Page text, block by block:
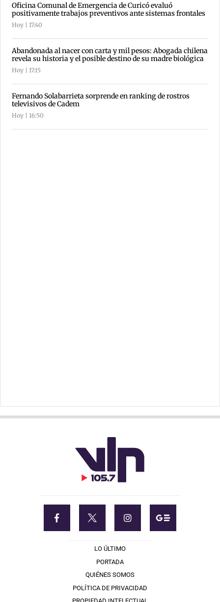
Oficina Comunal de Emergencia de Curicó evaluó
positivamente trabajos preventivos ante sistemas frontales
Hoy | 17:40
Abandonada al nacer con carta y mil pesos: Abogada chilena
revela su historia y el posible destino de su madre biológica
Hoy | 17:15
Fernando Solabarrieta sorprende en ranking de rostros
televisivos de Cadem
Hoy | 16:50
LO ÚLTIMO
PORTADA
QUIÉNES SOMOS
POLÍTICA DE PRIVACIDAD